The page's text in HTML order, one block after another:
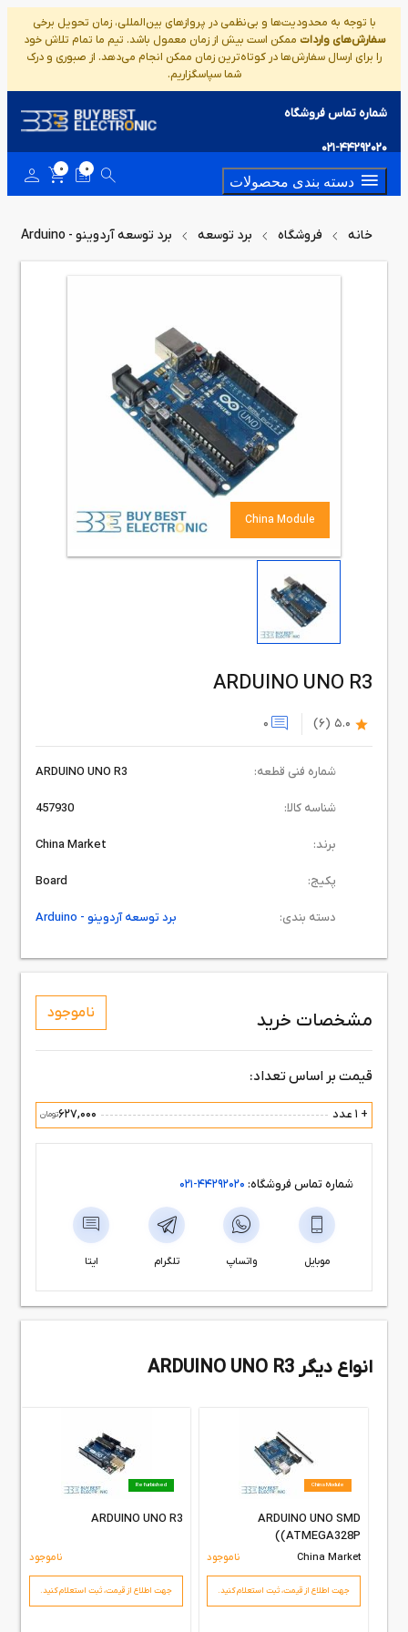
با توجه به محدودیت‌ها و بی‌نظمی در پروازهای بین‌المللی، زمان تحویل برخی
سفارش‌های واردات ممکن است بیش از زمان معمول باشد. تیم ما تمام تلاش خود
را برای ارسال سفارش‌ها در کوتاه‌ترین زمان ممکن انجام می‌دهد. از صبوری و درک
شما سپاسگزاریم.
شماره تماس فروشگاه
021-44292020
دسته بندی محصولات
0
0
خانه فروشگاه برد توسعه برد توسعه آردوینو - Arduino
China Module
ARDUINO UNO R3
5.0
(6)
0
شماره فنی قطعه: ARDUINO UNO R3
شناسه کالا: 457930
برند: China Market
پکیج: Board
دسته بندی: برد توسعه آردوینو - Arduino
مشخصات خرید ناموجود
قیمت بر اساس تعداد:
+ 1 عدد 627,000تومان
شماره تماس فروشگاه: 44292020-021
موبایل واتساپ تلگرام ایتا
انواع دیگر ARDUINO UNO R3
Refurbished
ARDUINO UNO R3
ناموجود
جهت اطلاع از قیمت،‌ ثبت استعلام کنید.
China Module
ARDUINO UNO SMD
(ATMEGA328P)
China Market ناموجود
جهت اطلاع از قیمت،‌ ثبت استعلام کنید.